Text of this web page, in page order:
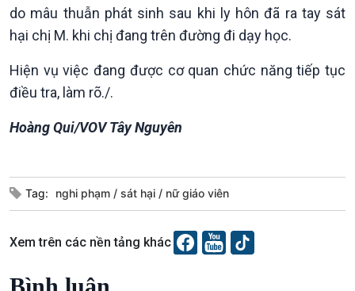
Tin Đời sống & Xã hội
360 độ Sức khỏe
Chuyển đổi Xanh
Tài nguyên và Môi trường
Chuyên gia của bạn
Xã hội chuyển động
Bước chân đến trường
Tin Khoa học & Công nghệ
Kết nối công nghệ
Sống chung với biến đổi
khí hậu
Tin Văn hoá & Du lịch
do mâu thuẫn phát sinh sau khi ly hôn đã ra tay sát
hại chị M. khi chị đang trên đường đi dạy học.
Hiện vụ việc đang được cơ quan chức năng tiếp tục
điều tra, làm rõ./.
Hoàng Qui/VOV Tây Nguyên
Tag: nghi phạm sát hại nữ giáo viên
Xem trên các nền tảng khác